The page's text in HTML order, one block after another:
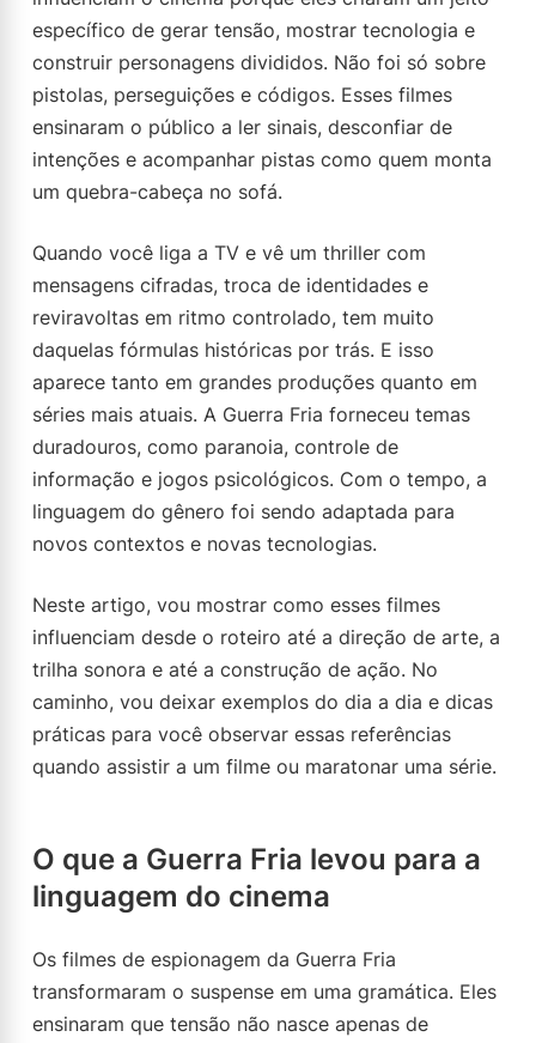
específico de gerar tensão, mostrar tecnologia e
construir personagens divididos. Não foi só sobre
pistolas, perseguições e códigos. Esses filmes
ensinaram o público a ler sinais, desconfiar de
intenções e acompanhar pistas como quem monta
um quebra-cabeça no sofá.
Quando você liga a TV e vê um thriller com
mensagens cifradas, troca de identidades e
reviravoltas em ritmo controlado, tem muito
daquelas fórmulas históricas por trás. E isso
aparece tanto em grandes produções quanto em
séries mais atuais. A Guerra Fria forneceu temas
duradouros, como paranoia, controle de
informação e jogos psicológicos. Com o tempo, a
linguagem do gênero foi sendo adaptada para
novos contextos e novas tecnologias.
Neste artigo, vou mostrar como esses filmes
influenciam desde o roteiro até a direção de arte, a
trilha sonora e até a construção de ação. No
caminho, vou deixar exemplos do dia a dia e dicas
práticas para você observar essas referências
quando assistir a um filme ou maratonar uma série.
O que a Guerra Fria levou para a
linguagem do cinema
Os filmes de espionagem da Guerra Fria
transformaram o suspense em uma gramática. Eles
ensinaram que tensão não nasce apenas de